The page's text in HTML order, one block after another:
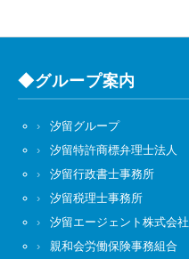
◆グループ案内
汐留グループ
汐留特許商標弁理士法人
汐留行政書士事務所
汐留税理士事務所
汐留エージェント株式会社
親和会労働保険事務組合